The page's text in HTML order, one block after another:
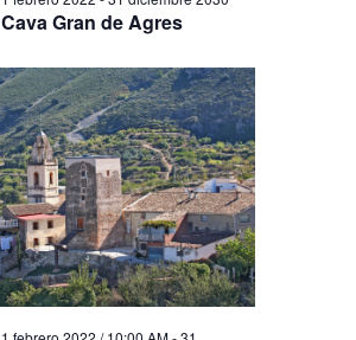
Cava Gran de Agres